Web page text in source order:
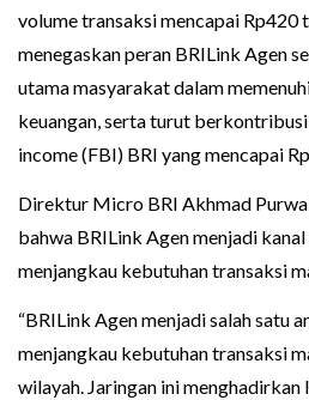
volume transaksi mencapai
menegaskan peran BRILink Agen
utama masyarakat dalam
keuangan, serta turut
income (FBI) BRI yang mencapai
Direktur Micro BRI Akhmad
bahwa BRILink Agen menjadi
menjangkau kebutuhan transaksi
“BRILink Agen menjadi salah satu
menjangkau kebutuhan transaksi
wilayah. Jaringan ini menghadirkan